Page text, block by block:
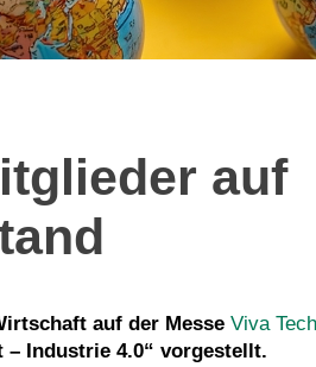
auf
auf der Messe Viva
– Industrie 4.0“ vorgestellt.